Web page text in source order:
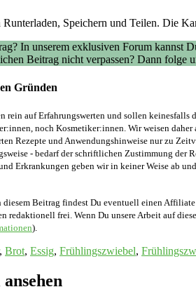
Runterladen, Speichern und Teilen. Die
In unserem exklusiven Forum kannst
Beitrag nicht verpassen? Dann folge
Gründen
rein auf Erfahrungswerten und sollen
noch Kosmetiker:innen. Wir weisen daher
Rezepte und Anwendungshinweise nur zu
- bedarf der schriftlichen Zustimmung
Erkrankungen geben wir in keiner Weise ab
diesem Beitrag findest Du eventuell einen
redaktionell frei. Wenn Du unsere Arbeit auf
).
, Brot, Essig, Frühlingszwiebel,